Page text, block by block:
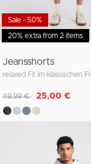
20% extra from 2 items
Sale - 50%
Jeansshorts
Reduziert von
49,99 € auf
25,00 €